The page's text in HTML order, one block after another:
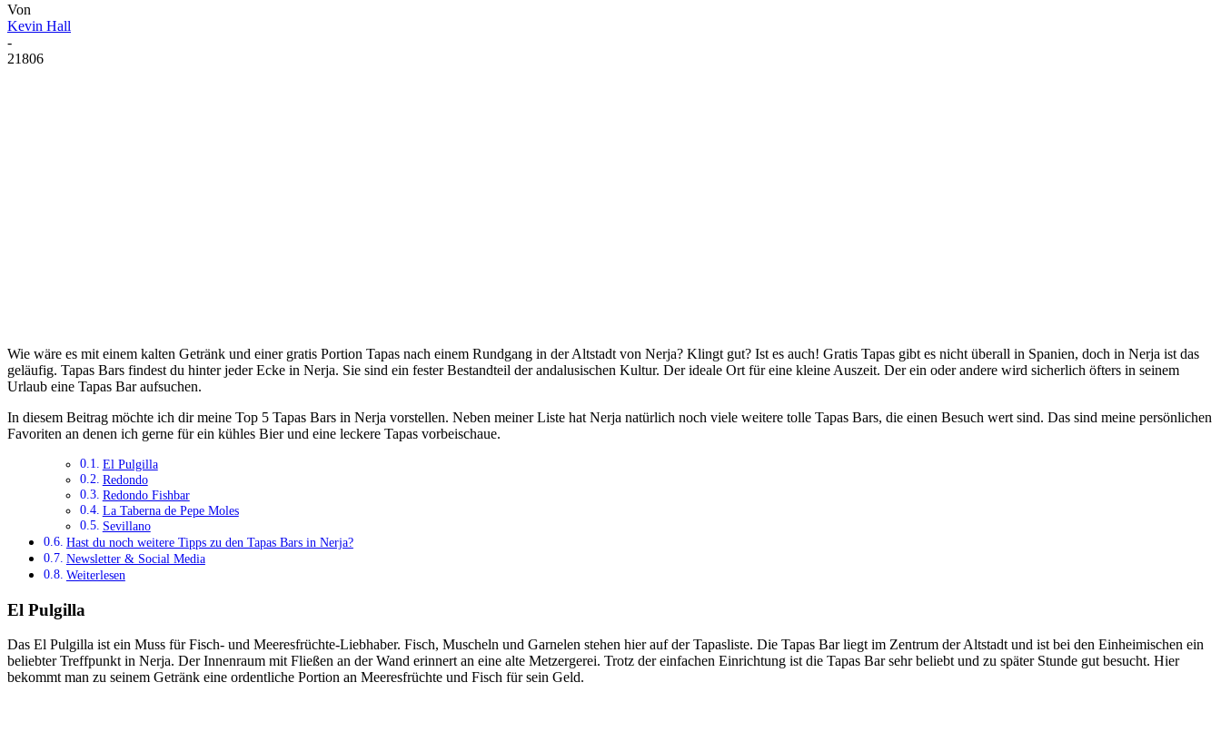
Von
Kevin Hall
-
21806
Wie wäre es mit einem kalten Getränk und einer gratis Portion Tapas nach einem Rundgang in der Altstadt von Nerja? Klingt gut? Ist es auch! Gratis Tapas gibt es nicht überall in Spanien, doch in Nerja ist das
geläufig. Tapas Bars findest du hinter jeder Ecke in Nerja. Sie sind ein fester Bestandteil der andalusischen Kultur. Der ideale Ort für eine kleine Auszeit. Der ein oder andere wird sicherlich öfters in seinem
Urlaub eine Tapas Bar aufsuchen.
In diesem Beitrag möchte ich dir meine Top 5 Tapas Bars in Nerja vorstellen. Neben meiner Liste hat Nerja natürlich noch viele weitere tolle Tapas Bars, die einen Besuch wert sind. Das sind meine persönlichen
Favoriten an denen ich gerne für ein kühles Bier und eine leckere Tapas vorbeischaue.
El Pulgilla
Redondo
Redondo Fishbar
La Taberna de Pepe Moles
Sevillano
Hast du noch weitere Tipps zu den Tapas Bars in Nerja?
Newsletter & Social Media
Weiterlesen
El Pulgilla
Das El Pulgilla ist ein Muss für Fisch- und Meeresfrüchte-Liebhaber. Fisch, Muscheln und Garnelen stehen hier auf der Tapasliste. Die Tapas Bar liegt im Zentrum der Altstadt und ist bei den Einheimischen ein
beliebter Treffpunkt in Nerja. Der Innenraum mit Fließen an der Wand erinnert an eine alte Metzergerei. Trotz der einfachen Einrichtung ist die Tapas Bar sehr beliebt und zu später Stunde gut besucht. Hier
bekommt man zu seinem Getränk eine ordentliche Portion an Meeresfrüchte und Fisch für sein Geld.